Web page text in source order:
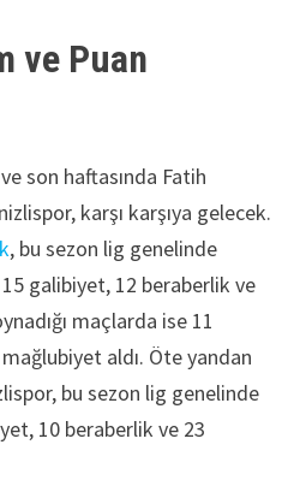
ve Puan
son haftasında Fatih
karşı karşıya gelecek.
, bu sezon lig genelinde
galibiyet, 12 beraberlik ve
maçlarda ise 11
aldı. Öte yandan
bu sezon lig genelinde
10 beraberlik ve 23